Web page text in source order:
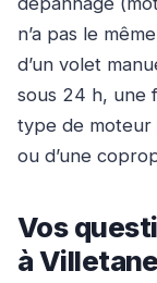
n’a pas le
d’un volet
sous 24 h, une
type de moteur
ou d’une
Vos
à